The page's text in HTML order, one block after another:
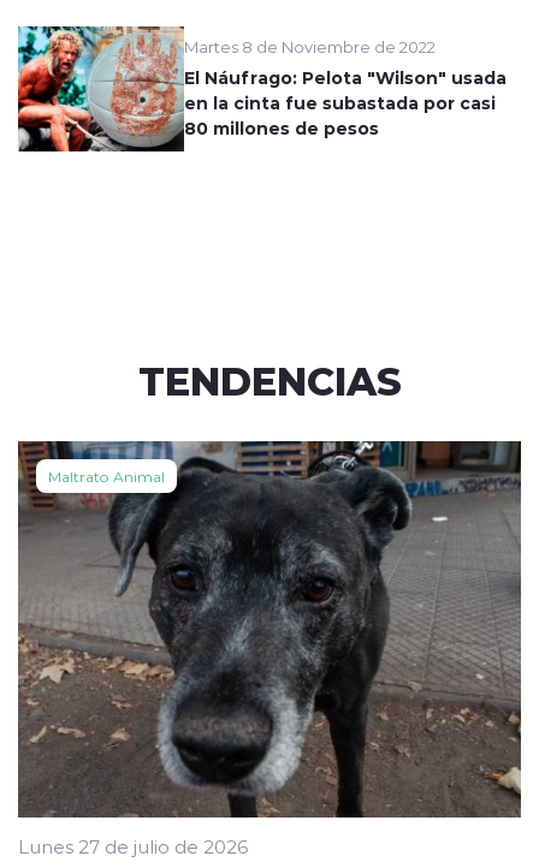
Martes 8 de Noviembre de 2022
El Náufrago: Pelota "Wilson" usada
en la cinta fue subastada por casi
80 millones de pesos
TENDENCIAS
Maltrato Animal
Lunes 27 de julio de 2026